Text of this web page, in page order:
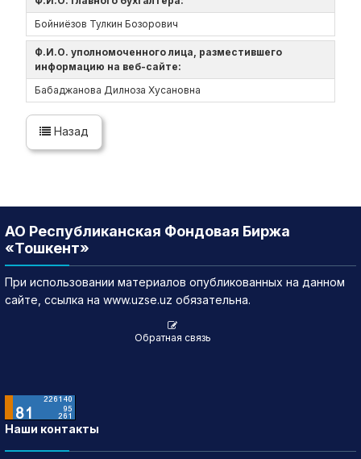
Бойниёзов Тулкин Бозорович
Ф.И.О. уполномоченного лица, разместившего
информацию на веб-сайте:
Бабаджанова Дилноза Хусановна
Назад
АО Республиканская Фондовая Биржа
«Тошкент»
При использовании материалов опубликованных на данном
сайте, ссылка на www.uzse.uz обязательна.
Обратная связь
Наши контакты